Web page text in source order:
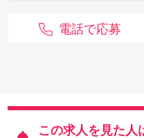
電話で応募
この求人を見た人